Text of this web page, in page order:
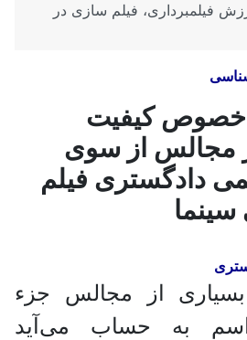
فیلمبرداری، فیلم سازی در
خصوص کیفیت
مجالس از سوی
دادگستری فیلم
بسیاری از مجالس جزء
به حساب می‌آید